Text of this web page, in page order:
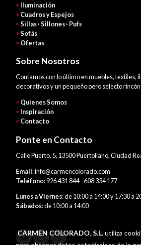
• Iluminación
• Cuadros y Espejos
•Sillas · Sillones · Pufs
•Sofás
• Ofertas
Sobre Nosotros
Contamos con lo último en muebles, textiles,
decorativos y un pequeño pero selecto
• Quienes Somos
• Inspiración
• Contacto
Ponte en Contacto
Calle Puerto, 5, 13500 Puertollano, Ciudad
Email: info@carmencolorado.com
Teléfono: 926 431 844 - 608 334 177
Lunes a Viernes: de 10:00 a 14:00 y 17:30 a
Sábados: de 10:00 a 14:00
CARMEN COLORADO, S.L.utiliza